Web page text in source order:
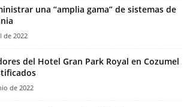
una “amplia gama” de sistemas de
de 2022
del Hotel Gran Park Royal en Cozumel
de 2022